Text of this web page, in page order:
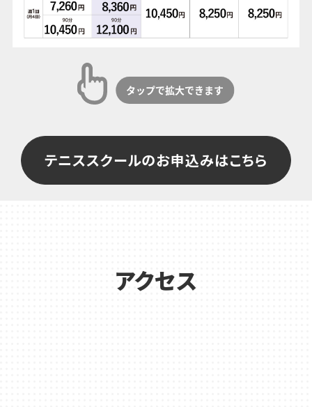
テニススクールのお申込みはこちら
アクセス